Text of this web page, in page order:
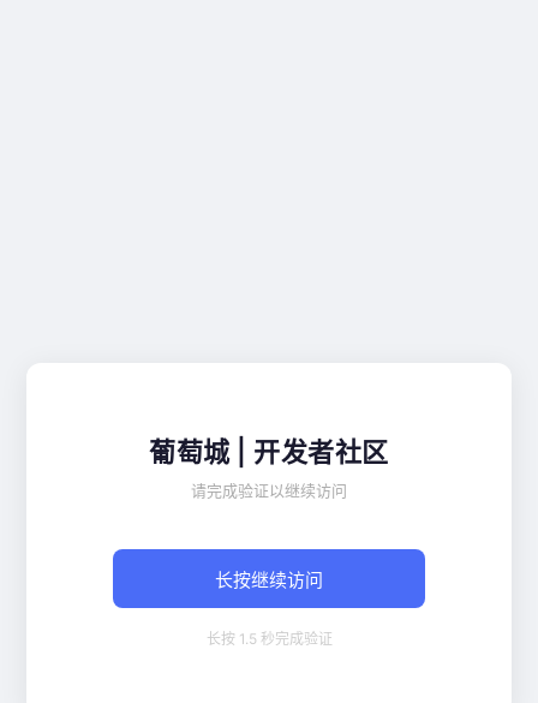
葡萄城 | 开发者社区
请完成验证以继续访问
长按继续访问
长按 1.5 秒完成验证